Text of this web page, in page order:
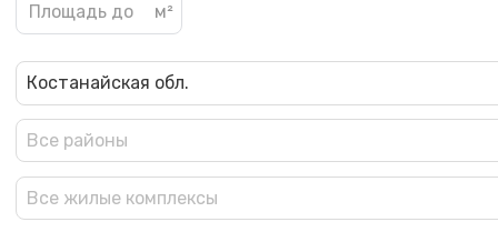
Костанайская обл.
Все районы
Все жилые комплексы